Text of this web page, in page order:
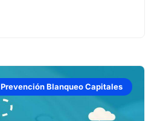
Prevención Blanqueo Capitales